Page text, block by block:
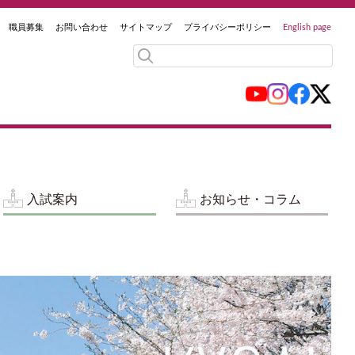
職員募集 お問い合わせ サイトマップ プライバシーポリシー English page
入試案内 お知らせ・コラム